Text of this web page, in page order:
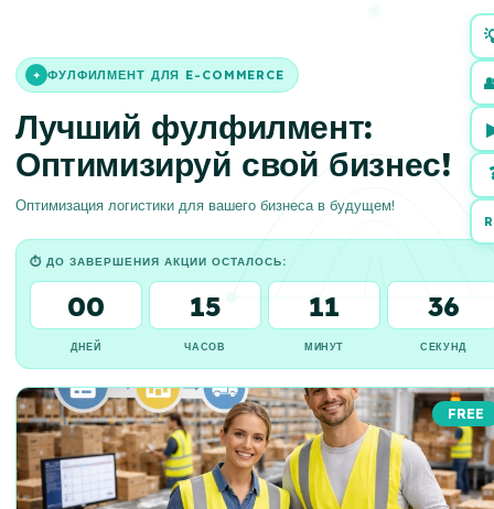
✦ ФУЛФИЛМЕНТ ДЛЯ E-COMMERCE
Лучший фулфилмент:
Оптимизируй свой бизнес!
Оптимизация логистики для вашего бизнеса в будущем!
⏱ ДО ЗАВЕРШЕНИЯ АКЦИИ ОСТАЛОСЬ:
00
ДНЕЙ
15
ЧАСОВ
11
МИНУТ
35
СЕКУНД
FREE